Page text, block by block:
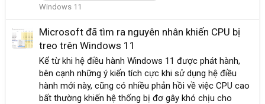
Windows 11
Microsoft đã tìm ra nguyên nhân khiến CPU bị
treo trên Windows 11
Kể từ khi hệ điều hành Windows 11 được phát hành,
bên cạnh những ý kiến tích cực khi sử dụng hệ điều
hành mới này, cũng có nhiều phản hồi về việc CPU cao
bất thường khiến hệ thống bị đơ gây khó chịu cho